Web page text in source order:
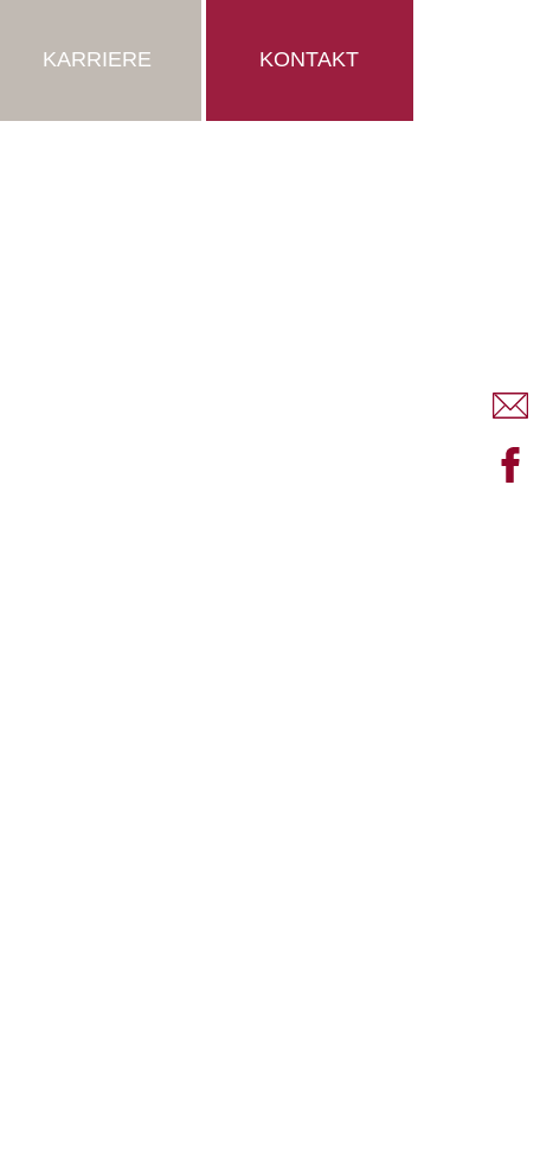
KARRIERE KONTAKT